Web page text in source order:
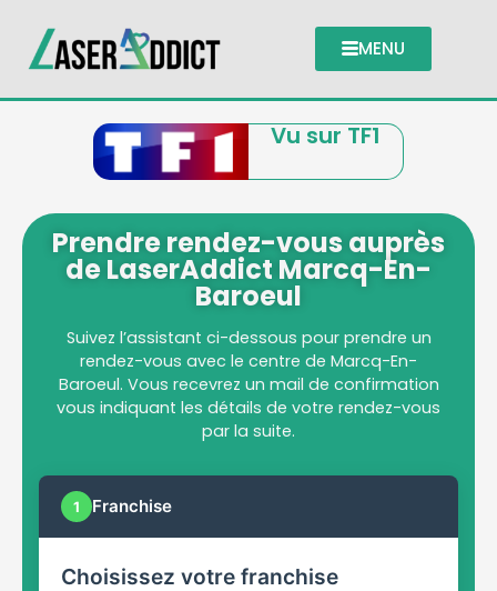
MENU
Vu sur TF1
Prendre rendez-vous auprès
de LaserAddict Marcq-En-
Baroeul
Suivez l’assistant ci-dessous pour prendre un
rendez-vous avec le centre de Marcq-En-
Baroeul. Vous recevrez un mail de confirmation
vous indiquant les détails de votre rendez-vous
par la suite.
1 Franchise
Choisissez votre franchise